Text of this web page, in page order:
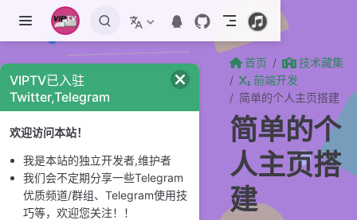
跳至主要內容
首页
技术藏集
前端开发
简单的个人主页搭建
简单的个
人主页搭
建
VIPTV已入驻
Twitter,Telegram
欢迎访问本站！
我是本站的独立开发者,维护者
我们会不定期分享一些Telegram
优质频道/群组、Telegram使用技
巧等，欢迎您关注！！